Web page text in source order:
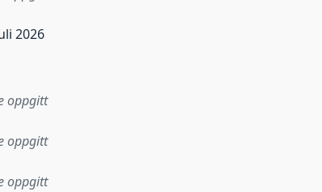
i dette datasettet første gang ble utgitt. Det kan
2026
oppgitt
oppgitt
oppgitt